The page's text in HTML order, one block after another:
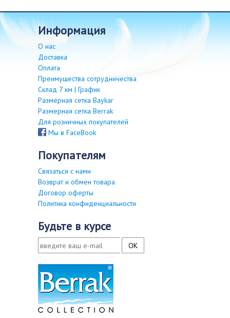
информация
О нас
Доставка
Оплата
Преимущества сотрудничества
Склад 7 км | График
Размерная сетка Baykar
Размерная сетка Berrak
Для розничных покупателей
Мы в FaceBook
покупателям
Связаться с нами
Возврат и обмен товара
Договор оферты
Политика конфиденциальности
будьте в курсе